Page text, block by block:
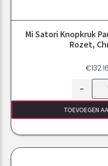
Mi Satori Knopkruk
Rozet,
€132.16
-
TOEVOEGEN